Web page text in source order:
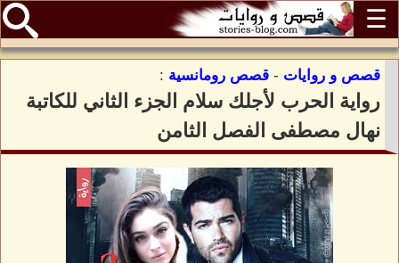
☰
قصص و روايات - قصص رومانسية :
رواية الحرب لأجلك سلام الجزء الثاني للكاتبة
نهال مصطفى الفصل الثامن